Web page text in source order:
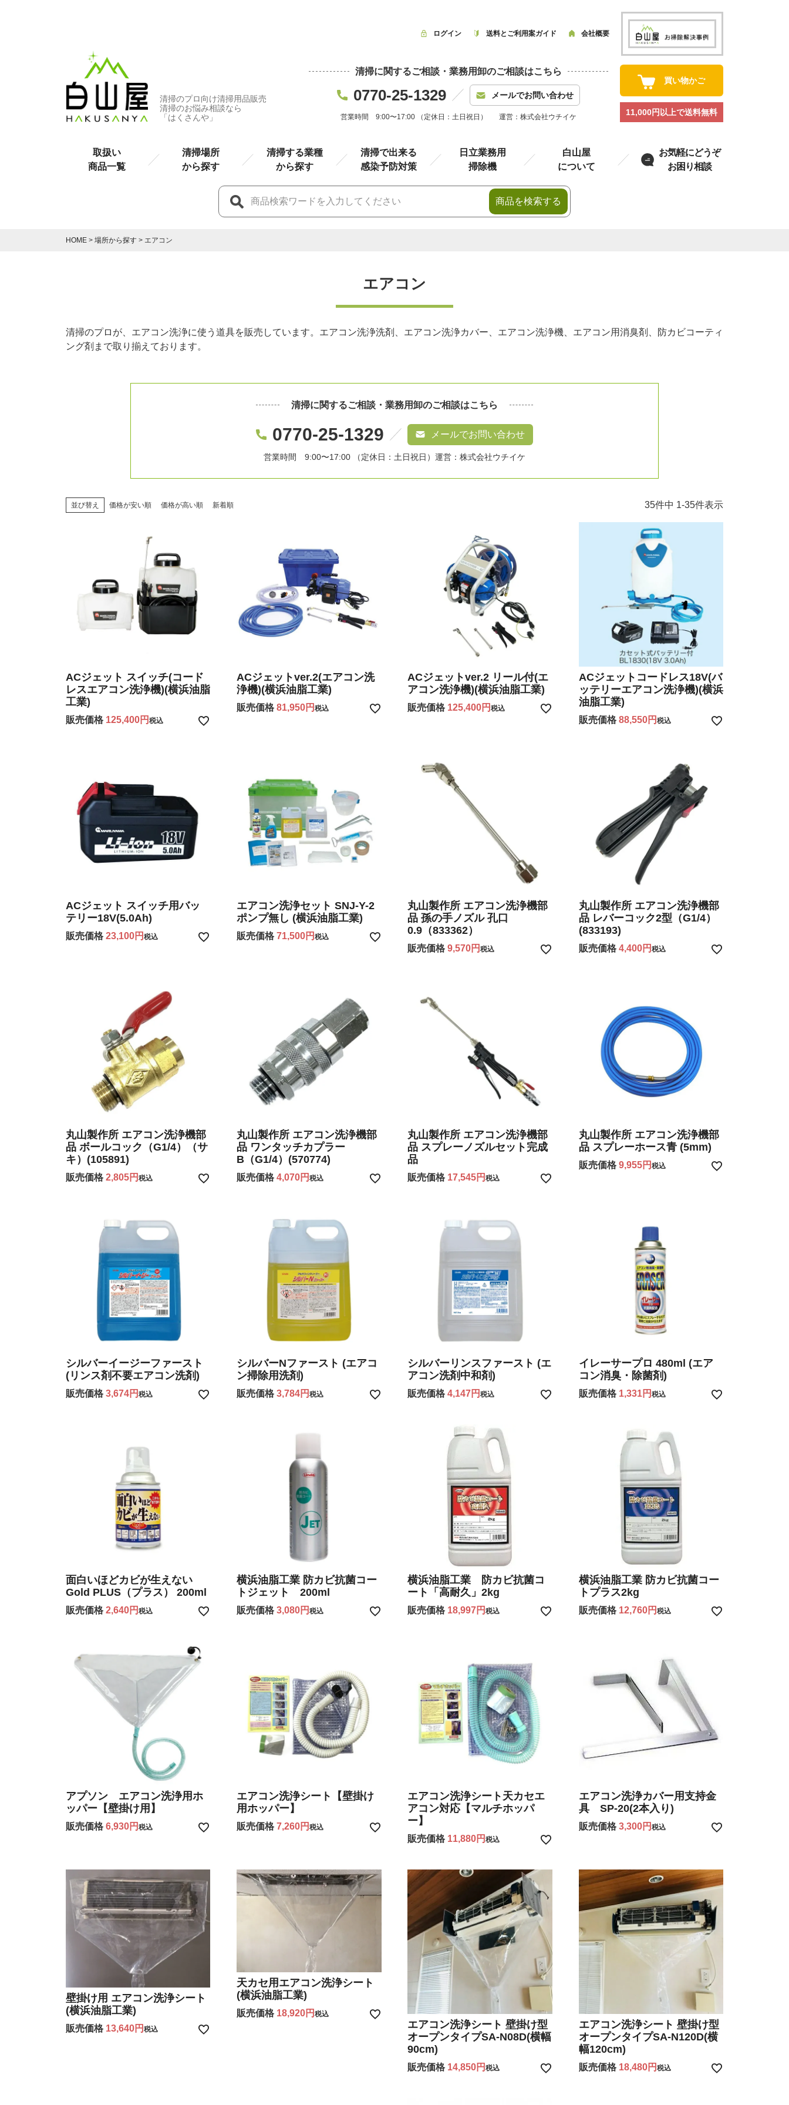
清掃のプロ向け清掃用品販売
清掃のお悩み相談なら
「はくさんや」
ログイン 送料とご利用案ガイド 会社概要
清掃に関するご相談・業務用卸のご相談はこちら
0770-25-1329 メールでお問い合わせ
営業時間 9:00〜17:00 （定休日：土日祝日） 運営：株式会社ウチイケ
買い物かご
11,000円以上で送料無料
取扱い
商品一覧
清掃場所
から探す
清掃する業種
から探す
清掃で出来る
感染予防対策
日立業務用
掃除機
白山屋
について
お気軽にどうぞ
お困り相談
商品を検索する
HOME 場所から探す エアコン
エアコン
清掃のプロが、エアコン洗浄に使う道具を販売しています。エアコン洗浄洗剤、エアコン洗浄カバー、エアコン洗浄機、エアコン用消臭剤、防カビコーティ
ング剤まで取り揃えております。
清掃に関するご相談・ 業務用卸のご相談はこちら
0770-25-1329 メールでお問い合わせ
営業時間 9:00〜17:00 （定休日：土日祝日） 運営：株式会社ウチイケ
並び替え 価格が安い順 価格が高い順 新着順 35件中 1-35件表示
ACジェット スイッチ(コード
レスエアコン洗浄機)(横浜油脂
工業)
販売価格 125,400 税込
ACジェットver.2(エアコン洗
浄機)(横浜油脂工業)
販売価格 81,950 税込
ACジェットver.2 リール付(エ
アコン洗浄機)(横浜油脂工業)
販売価格 125,400 税込
ACジェットコードレス18V(バ
ッテリーエアコン洗浄機)(横浜
油脂工業)
販売価格 88,550 税込
ACジェット スイッチ用バッ
テリー18V(5.0Ah)
販売価格 23,100 税込
エアコン洗浄セット SNJ-Y-2
ポンプ無し (横浜油脂工業)
販売価格 71,500 税込
丸山製作所 エアコン洗浄機部
品 孫の手ノズル 孔口
0.9（833362）
販売価格 9,570 税込
丸山製作所 エアコン洗浄機部
品 レバーコック2型（G1/4）
(833193)
販売価格 4,400 税込
丸山製作所 エアコン洗浄機部
品 ボールコック（G1/4）（サ
キ）(105891)
販売価格 2,805 税込
丸山製作所 エアコン洗浄機部
品 ワンタッチカプラー
B（G1/4）(570774)
販売価格 4,070 税込
丸山製作所 エアコン洗浄機部
品 スプレーノズルセット完成
品
販売価格 17,545 税込
丸山製作所 エアコン洗浄機部
品 スプレーホース青 (5mm)
販売価格 9,955 税込
シルバーイージーファースト
(リンス剤不要エアコン洗剤)
販売価格 3,674 税込
シルバーNファースト (エアコ
ン掃除用洗剤)
販売価格 3,784 税込
シルバーリンスファースト (エ
アコン洗剤中和剤)
販売価格 4,147 税込
イレーサープロ 480ml (エア
コン消臭・除菌剤)
販売価格 1,331 税込
面白いほどカビが生えない
Gold PLUS（プラス） 200ml
販売価格 2,640 税込
横浜油脂工業 防カビ抗菌コー
トジェット 200ml
販売価格 3,080 税込
横浜油脂工業 防カビ抗菌コ
ート「高耐久」2kg
販売価格 18,997 税込
横浜油脂工業 防カビ抗菌コー
トプラス2kg
販売価格 12,760 税込
アプソン エアコン洗浄用ホ
ッパー【壁掛け用】
販売価格 6,930 税込
エアコン洗浄シート【壁掛け
用ホッパー】
販売価格 7,260 税込
エアコン洗浄シート天カセエ
アコン対応【マルチホッパ
ー】
販売価格 11,880 税込
エアコン洗浄カバー用支持金
具 SP-20(2本入り)
販売価格 3,300 税込
壁掛け用 エアコン洗浄シート
(横浜油脂工業)
販売価格 13,640 税込
天カセ用エアコン洗浄シート
(横浜油脂工業)
販売価格 18,920 税込
エアコン洗浄シート 壁掛け型
オープンタイプSA-N08D(横幅
90cm)
販売価格 14,850 税込
エアコン洗浄シート 壁掛け型
オープンタイプSA-N120D(横
幅120cm)
販売価格 18,480 税込